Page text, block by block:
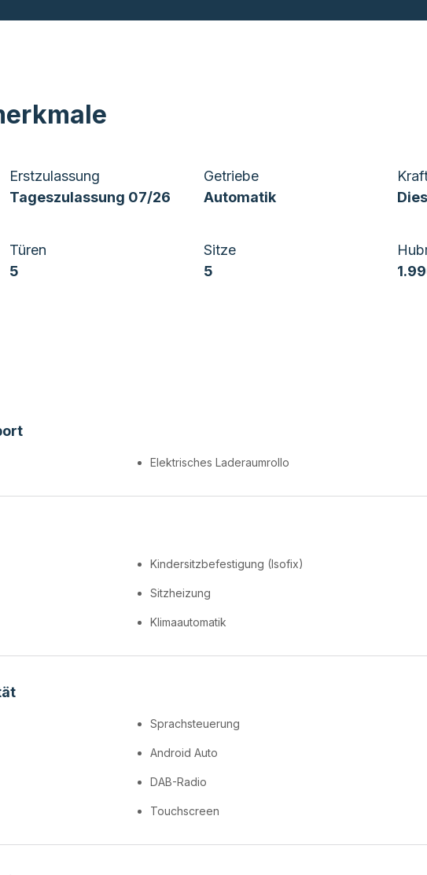
Erstzulassung
Tageszulassung 07/26
Getriebe
Automatik
Türen
5
Sitze
5
Elektrisches Laderaumrollo
Kindersitzbefestigung (Isofix)
Sitzheizung
Klimaautomatik
Sprachsteuerung
Android Auto
DAB-Radio
Touchscreen